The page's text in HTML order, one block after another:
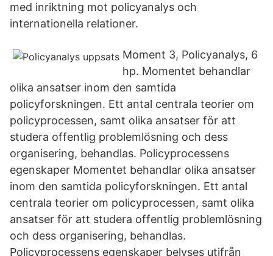
med inriktning mot policyanalys och
internationella relationer.
Moment 3, Policyanalys, 6
hp. Momentet behandlar
olika ansatser inom den samtida
policyforskningen. Ett antal centrala teorier om
policyprocessen, samt olika ansatser för att
studera offentlig problemlösning och dess
organisering, behandlas. Policyprocessens
egenskaper Momentet behandlar olika ansatser
inom den samtida policyforskningen. Ett antal
centrala teorier om policyprocessen, samt olika
ansatser för att studera offentlig problemlösning
och dess organisering, behandlas.
Policyprocessens egenskaper belyses utifrån